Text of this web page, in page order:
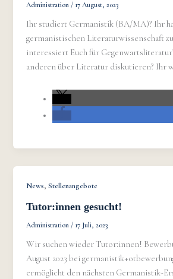
Administration / 17 August, 2023
Ihr studiert Germanistik (BA/MA)? Ihr
germanistischen Literaturwissenschaft
interessiert Euch für
anderen über Literatur diskutieren? Ihr
News,Stellenangebote
Tutor:innen gesucht!
Administration / 17 Juli, 2023
Wir suchen wieder Tutor:innen! Bewerbt
August 2023 bei
ermöglicht den nächsten Germanistik-